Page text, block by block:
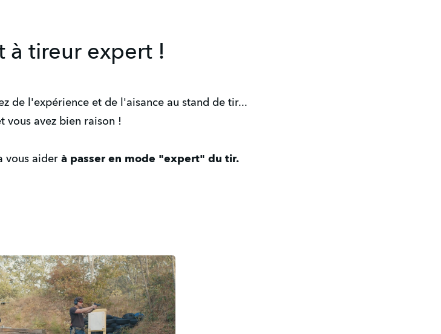
à tireur expert !
de l'expérience et de l'aisance au stand de tir...
vous avez bien raison !
vous aider à passer en mode "expert" du tir.